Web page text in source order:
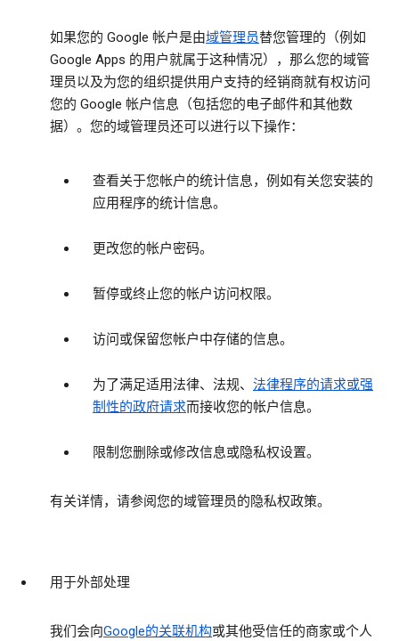
如果您的 Google 帐户是由域管理员替您管理的（例如
Google Apps 的用户就属于这种情况），那么您的域管
理员以及为您的组织提供用户支持的经销商就有权访问
您的 Google 帐户信息（包括您的电子邮件和其他数
据）。您的域管理员还可以进行以下操作：
查看关于您帐户的统计信息，例如有关您安装的
应用程序的统计信息。
更改您的帐户密码。
暂停或终止您的帐户访问权限。
访问或保留您帐户中存储的信息。
为了满足适用法律、法规、 法律程序的请求或强
制性的政府请求而接收您的帐户信息。
限制您删除或修改信息或隐私权设置。
有关详情，请参阅您的域管理员的隐私权政策。
用于外部处理
我们会向Google的关联机构或其他受信任的商家或个人